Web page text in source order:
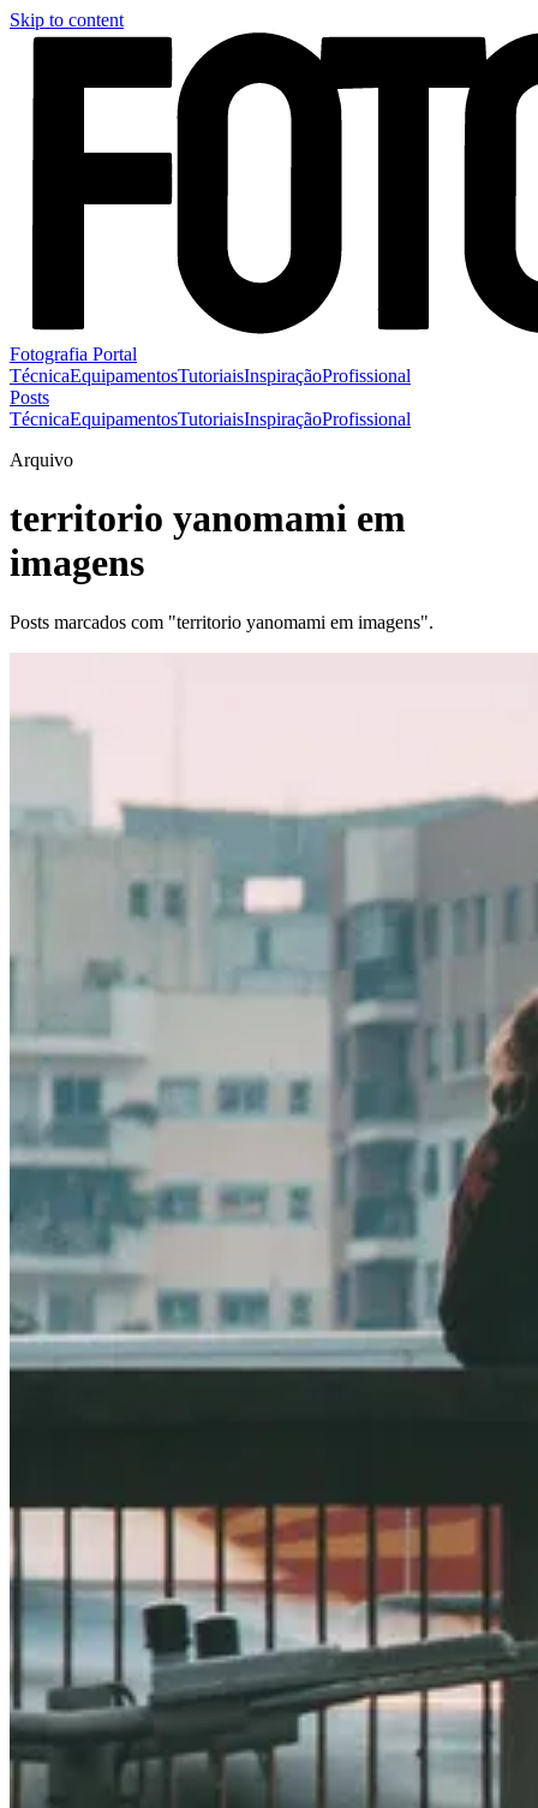
Skip to content
Fotografia Portal
TécnicaEquipamentosTutoriaisInspiraçãoProfissional
Posts
TécnicaEquipamentosTutoriaisInspiraçãoProfissional
Arquivo
territorio yanomami em
imagens
Posts marcados com "territorio yanomami em imagens".